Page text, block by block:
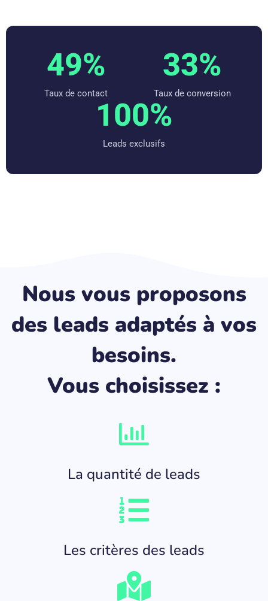
49%
Taux de contact
33%
Taux de conversion
100%
Leads exclusifs
Nous vous proposons
des leads adaptés à vos
besoins.
Vous choisissez :
La quantité de leads
Les critères des leads